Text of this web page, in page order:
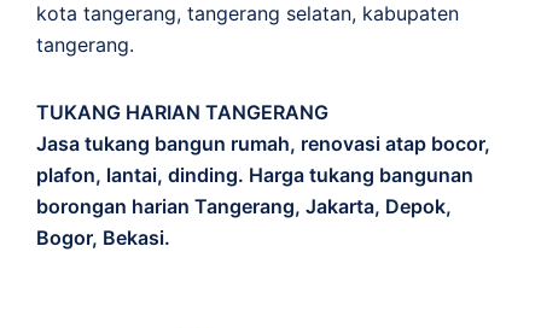
kota tangerang, tangerang selatan, kabupaten
tangerang.
TUKANG HARIAN TANGERANG
Jasa tukang bangun rumah, renovasi atap bocor,
plafon, lantai, dinding. Harga tukang bangunan
borongan harian Tangerang, Jakarta, Depok,
Bogor, Bekasi.